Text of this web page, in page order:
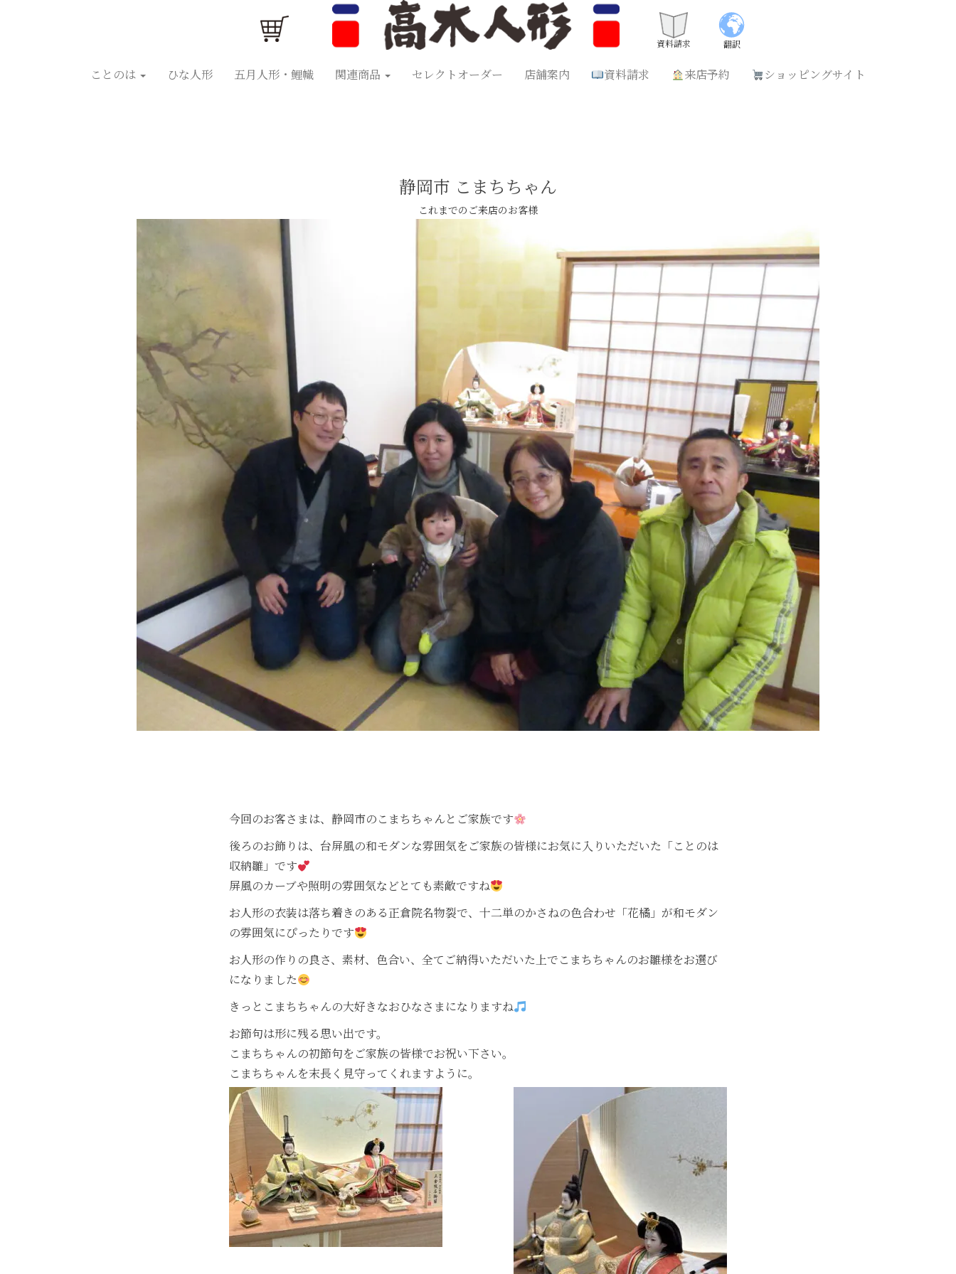
ことのは五月人形 お正月飾り お祝い品 セレクトオーダー 来店予約
資料請求 翻訳
ことのは ひな人形 五月人形・鯉幟 関連商品 セレクトオーダー 店舗案内 資料請求 来店予約 ショッピングサイト
静岡市 こまちちゃん
これまでのご来店のお客様
今回のお客さまは、静岡市のこまちちゃんとご家族です
後ろのお飾りは、台屏風の和モダンな雰囲気をご家族の皆様にお気に入りいただいた「ことのは
収納雛」です
屏風のカーブや照明の雰囲気などとても素敵ですね
お人形の衣装は落ち着きのある正倉院名物裂で、十二単のかさねの色合わせ「花橘」が和モダン
の雰囲気にぴったりです
お人形の作りの良さ、素材、色合い、全てご納得いただいた上でこまちちゃんのお雛様をお選び
になりました
きっとこまちちゃんの大好きなおひなさまになりますね
お節句は形に残る思い出です。
こまちちゃんの初節句をご家族の皆様でお祝い下さい。
こまちちゃんを末長く見守ってくれますように。